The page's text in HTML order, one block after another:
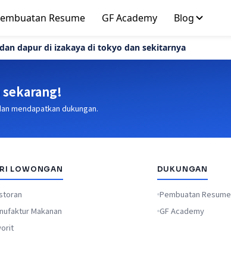
Resume GF Academy Blog
dapur di izakaya di tokyo dan sekitarnya
mendapatkan dukungan.
LOWONGAN
Makanan
DUKUNGAN
Pembuatan Resume
GF Academy